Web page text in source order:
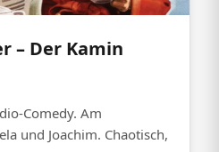
– Der Kamin
Comedy. Am
und Joachim. Chaotisch,